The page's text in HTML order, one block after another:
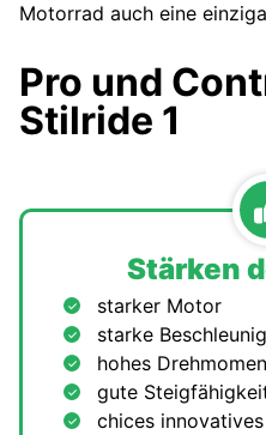
Motorrad auch eine
Pro und
Stilride 1
Stärken
starker Motor
starke
hohes
gute
chices